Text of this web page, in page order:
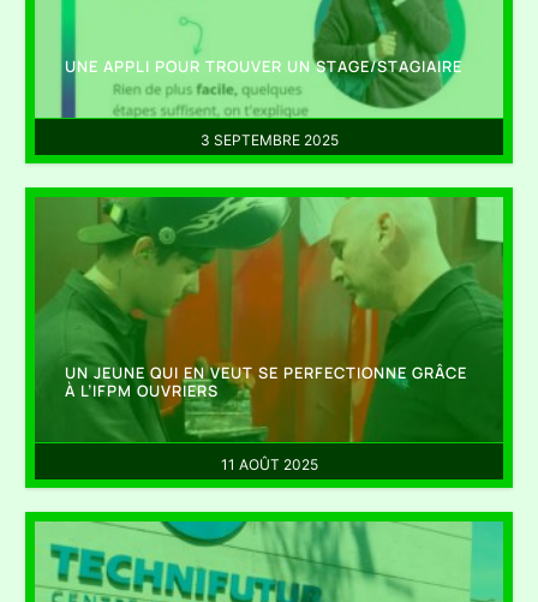
3 SEPTEMBRE 2025
UNE APPLI POUR TROUVER UN STAGE/STAGIAIRE
11 AOÛT 2025
UN JEUNE QUI EN VEUT SE PERFECTIONNE GRÂCE
À L’IFPM OUVRIERS